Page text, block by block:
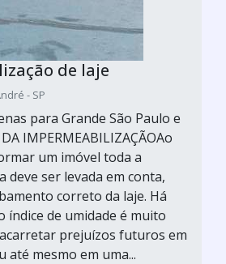
de laje
- SP
para Grande São Paulo e
DA IMPERMEABILIZAÇÃOAo
um imóvel toda a
deve ser levada em conta,
correto da laje. Há
índice de umidade é muito
prejuízos futuros em
até mesmo em uma...